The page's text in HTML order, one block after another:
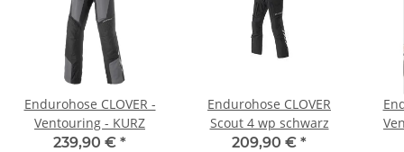
Endurohose CLOVER -
Ventouring - KURZ
239,90 € *
Endurohose CLOVER
Scout 4 wp schwarz
209,90 € *